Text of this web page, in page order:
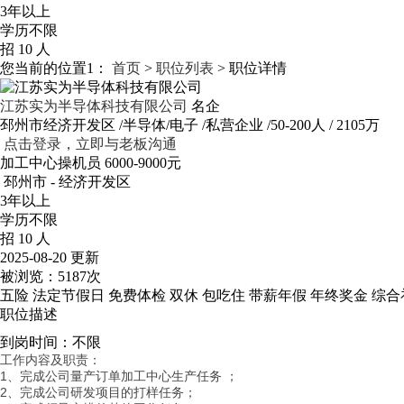
3年以上
学历不限
招 10 人
您当前的位置1： 首页 > 职位列表 > 职位详情
江苏实为半导体科技有限公司 名企
邳州市经济开发区 /半导体/电子 /私营企业 /50-200人 / 2105万
点击登录，立即与老板沟通
加工中心操机员 6000-9000元
邳州市 - 经济开发区
3年以上
学历不限
招 10 人
2025-08-20 更新
被浏览： 5187次
五险 法定节假日 免费体检 双休 包吃住 带薪年假 年终奖金 综合
职位描述
到岗时间：不限
工作内容及职责：
1、完成公司量产订单加工中心生产任务 ；
2、完成公司研发项目的打样任务；